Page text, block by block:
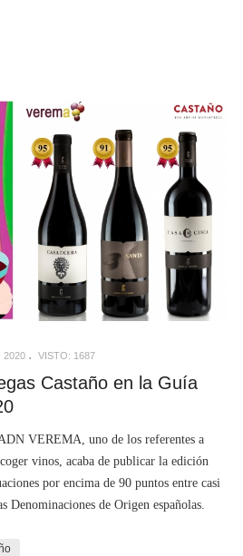
2020 VISTO: 1687
Castaño en la Guía
VEREMA, uno de los referentes a
vinos, acaba de publicar la edición
por encima de 90 puntos entre casi
Denominaciones de Origen españolas.